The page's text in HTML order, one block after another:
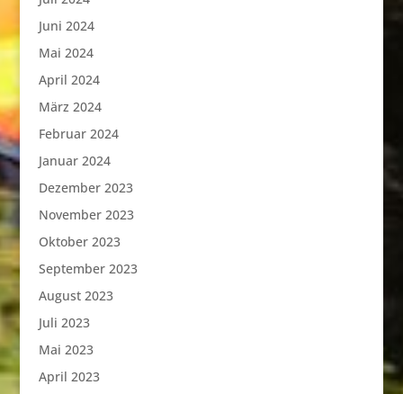
Juni 2024
Mai 2024
April 2024
März 2024
Februar 2024
Januar 2024
Dezember 2023
November 2023
Oktober 2023
September 2023
August 2023
Juli 2023
Mai 2023
April 2023